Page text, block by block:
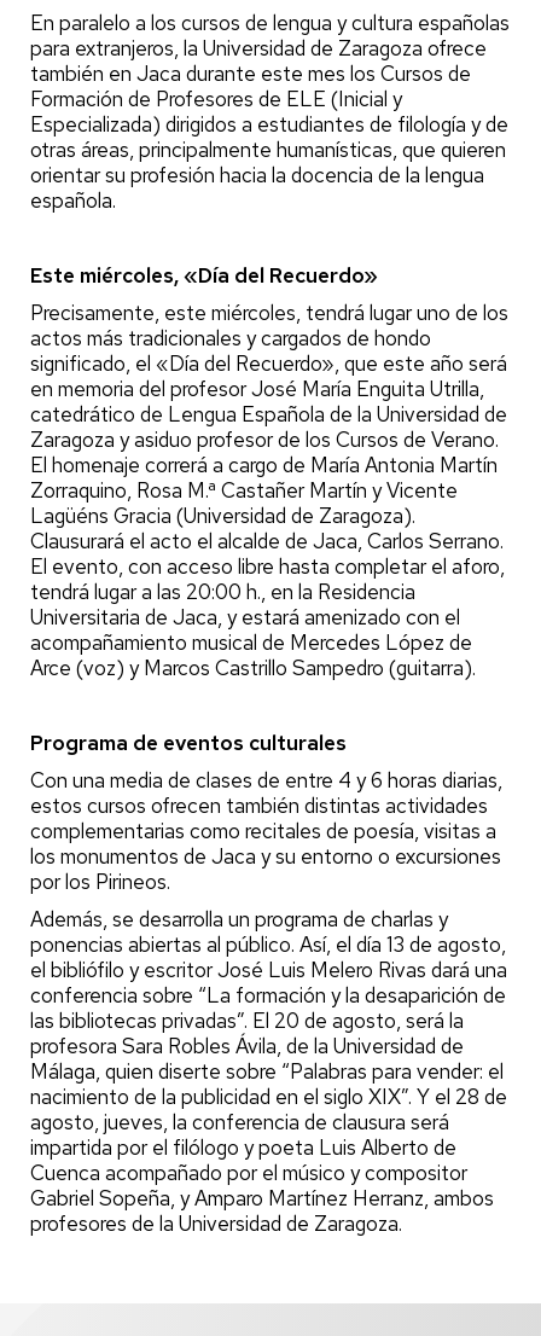
En paralelo a los cursos de lengua y cultura españolas
para extranjeros, la Universidad de Zaragoza ofrece
también en Jaca durante este mes los Cursos de
Formación de Profesores de ELE (Inicial y
Especializada) dirigidos a estudiantes de filología y de
otras áreas, principalmente humanísticas, que quieren
orientar su profesión hacia la docencia de la lengua
española.
Este miércoles, «Día del Recuerdo»
Precisamente, este miércoles, tendrá lugar uno de los
actos más tradicionales y cargados de hondo
significado, el «Día del Recuerdo», que este año será
en memoria del profesor José María Enguita Utrilla,
catedrático de Lengua Española de la Universidad de
Zaragoza y asiduo profesor de los Cursos de Verano.
El homenaje correrá a cargo de María Antonia Martín
Zorraquino, Rosa M.ª Castañer Martín y Vicente
Lagüéns Gracia (Universidad de Zaragoza).
Clausurará el acto el alcalde de Jaca, Carlos Serrano.
El evento, con acceso libre hasta completar el aforo,
tendrá lugar a las 20:00 h., en la Residencia
Universitaria de Jaca, y estará amenizado con el
acompañamiento musical de Mercedes López de
Arce (voz) y Marcos Castrillo Sampedro (guitarra).
Programa de eventos culturales
Con una media de clases de entre 4 y 6 horas diarias,
estos cursos ofrecen también distintas actividades
complementarias como recitales de poesía, visitas a
los monumentos de Jaca y su entorno o excursiones
por los Pirineos.
Además, se desarrolla un programa de charlas y
ponencias abiertas al público. Así, el día 13 de agosto,
el bibliófilo y escritor José Luis Melero Rivas dará una
conferencia sobre “La formación y la desaparición de
las bibliotecas privadas”. El 20 de agosto, será la
profesora Sara Robles Ávila, de la Universidad de
Málaga, quien diserte sobre “Palabras para vender: el
nacimiento de la publicidad en el siglo XIX”. Y el 28 de
agosto, jueves, la conferencia de clausura será
impartida por el filólogo y poeta Luis Alberto de
Cuenca acompañado por el músico y compositor
Gabriel Sopeña, y Amparo Martínez Herranz, ambos
profesores de la Universidad de Zaragoza.